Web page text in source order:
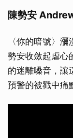
陳勢安
〈你的暗號〉
勢安收斂起虐心
的迷離嗓音，讓
預警的被戳中痛